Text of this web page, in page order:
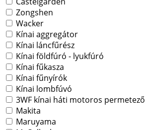
Zongshen
Wacker
Kínai aggregátor
Kínai láncfűrész
Kínai földfúró - lyukfúró
Kínai fűkasza
Kínai fűnyírók
Kínai lombfúvó
3WF kínai háti motoros permetező
Makita
Maruyama